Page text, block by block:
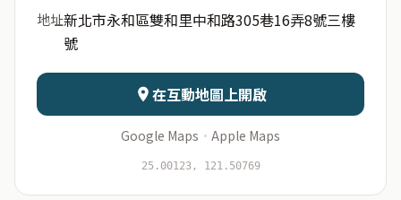
地址新北市永和區雙和里中和路305巷16弄8號三樓
號
在互動地圖上開啟
Google Maps · Apple Maps
25.00123, 121.50769